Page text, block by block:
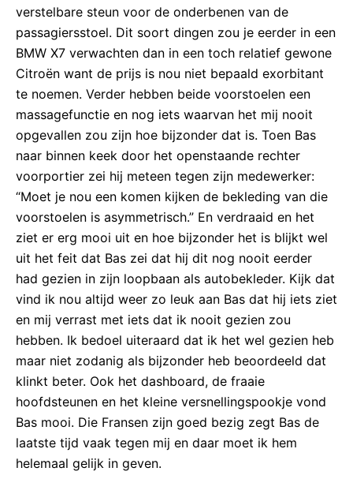
verstelbare steun voor de onderbenen van de
passagiersstoel. Dit soort dingen zou je eerder in een
BMW X7 verwachten dan in een toch relatief gewone
Citroën want de prijs is nou niet bepaald exorbitant
te noemen. Verder hebben beide voorstoelen een
massagefunctie en nog iets waarvan het mij nooit
opgevallen zou zijn hoe bijzonder dat is. Toen Bas
naar binnen keek door het openstaande rechter
voorportier zei hij meteen tegen zijn medewerker:
“Moet je nou een komen kijken de bekleding van die
voorstoelen is asymmetrisch.” En verdraaid en het
ziet er erg mooi uit en hoe bijzonder het is blijkt wel
uit het feit dat Bas zei dat hij dit nog nooit eerder
had gezien in zijn loopbaan als autobekleder. Kijk dat
vind ik nou altijd weer zo leuk aan Bas dat hij iets ziet
en mij verrast met iets dat ik nooit gezien zou
hebben. Ik bedoel uiteraard dat ik het wel gezien heb
maar niet zodanig als bijzonder heb beoordeeld dat
klinkt beter. Ook het dashboard, de fraaie
hoofdsteunen en het kleine versnellingspookje vond
Bas mooi. Die Fransen zijn goed bezig zegt Bas de
laatste tijd vaak tegen mij en daar moet ik hem
helemaal gelijk in geven.